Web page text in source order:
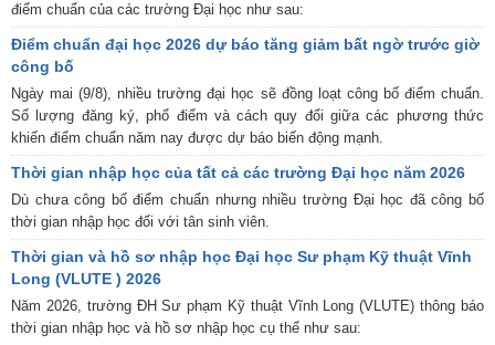
điểm chuẩn của các trường Đại học như sau:
Điểm chuẩn đại học 2026 dự báo tăng giảm bất ngờ trước giờ
công bố
Ngày mai (9/8), nhiều trường đại học sẽ đồng loạt công bố điểm chuẩn.
Số lượng đăng ký, phổ điểm và cách quy đổi giữa các phương thức
khiến điểm chuẩn năm nay được dự báo biến động mạnh.
Thời gian nhập học của tất cả các trường Đại học năm 2026
Dù chưa công bố điểm chuẩn nhưng nhiều trường Đại học đã công bố
thời gian nhập học đối với tân sinh viên.
Thời gian và hồ sơ nhập học Đại học Sư phạm Kỹ thuật Vĩnh
Long (VLUTE ) 2026
Năm 2026, trường ĐH Sư phạm Kỹ thuật Vĩnh Long (VLUTE) thông báo
thời gian nhập học và hồ sơ nhập học cụ thể như sau: